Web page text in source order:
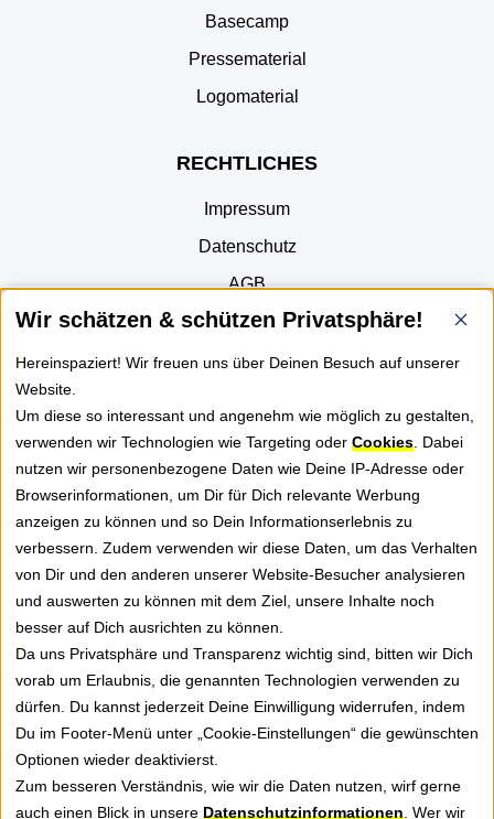
Wir schätzen & schützen Privatsphäre!
Hereinspaziert! Wir freuen uns über Deinen Besuch auf unserer
Website.
Um diese so interessant und angenehm wie möglich zu gestalten,
verwenden wir Technologien wie Targeting oder Cookies . Dabei
nutzen wir personenbezogene Daten wie Deine IP-Adresse oder
Browserinformationen, um Dir für Dich relevante Werbung
anzeigen zu können und so Dein Informationserlebnis zu
verbessern. Zudem verwenden wir diese Daten, um das Verhalten
von Dir und den anderen unserer Website-Besucher analysieren
und auswerten zu können mit dem Ziel, unsere Inhalte noch
besser auf Dich ausrichten zu können.
Da uns Privatsphäre und Transparenz wichtig sind, bitten wir Dich
vorab um Erlaubnis, die genannten Technologien verwenden zu
dürfen. Du kannst jederzeit Deine Einwilligung widerrufen, indem
Du im Footer-Menü unter „Cookie-Einstellungen“ die gewünschten
Optionen wieder deaktivierst.
Zum besseren Verständnis, wie wir die Daten nutzen, wirf gerne
auch einen Blick in unsere Datenschutzinformationen . Wer wir
Basecamp
Pressematerial
Logomaterial
RECHTLICHES
Impressum
Datenschutz
AGB
Part of JTL
Cookie-Einstellungen
FOLGE UNS
NEWSLETTER
GREYHOUND Software für besseren Kundenservice.
NOCH FRAGEN? RUF UNS AN!